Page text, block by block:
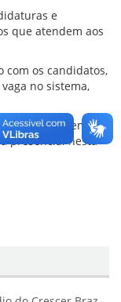
e
que atendem aos
com os candidatos,
no sistema,
o sistema,
presencial nesta